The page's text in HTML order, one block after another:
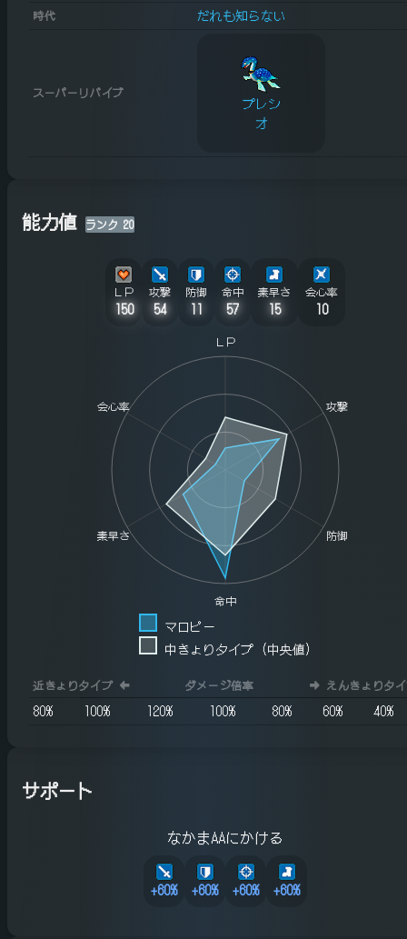
時代 だれも知らない
スーパーリバイブ
プレシ
オ
能力値 ランク 20
ＬＰ
150
攻撃
54
防御
11
命中
57
素早さ
15
会心率
10
ＬＰ
攻撃
防御
命中
素早さ
会心率
マロピー
中きょりタイプ (中央値)
近きょりタイプ⬅️ ダメージ倍率 ➡️ えんきょりタ
80% 100% 120% 100% 80% 60% 40%
サポート
なかまAAにかける
+60% +60% +60% +60%